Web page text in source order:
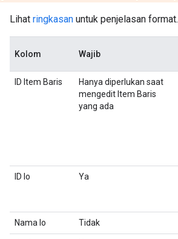
Lihat ringkasan untuk penjelasan format.
Kolom Wajib
ID Item Baris
Hanya diperlukan saat
mengedit Item Baris
yang ada
ID Io Ya
Nama Io Tidak